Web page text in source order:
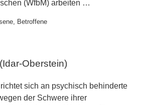
(WfbM) arbeiten …
Betroffene
(Idar-Oberstein)
sich an psychisch behinderte
der Schwere ihrer